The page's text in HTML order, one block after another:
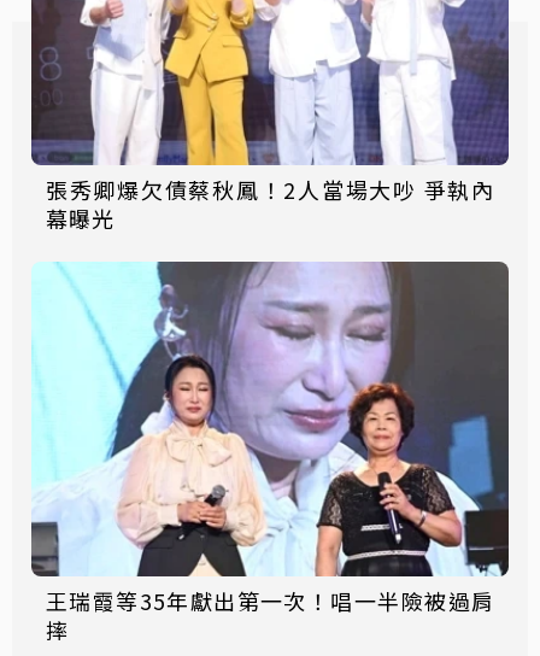
張秀卿爆欠債蔡秋鳳！2人當場大吵 爭執內
幕曝光
王瑞霞等35年獻出第一次！唱一半險被過肩
摔